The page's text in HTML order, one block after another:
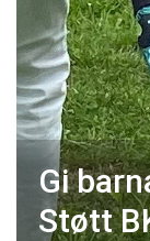
Gi
Støtt